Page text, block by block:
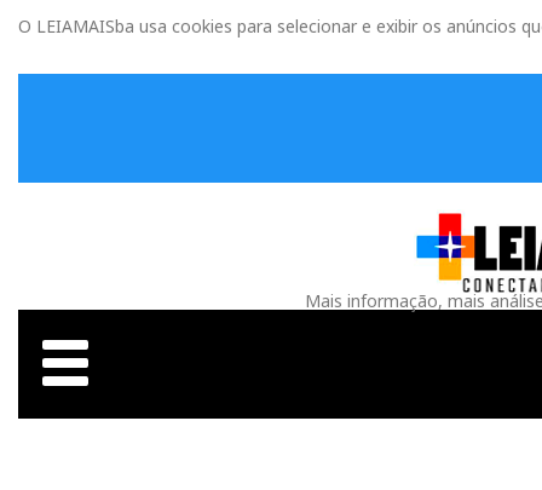
O LEIAMAISba usa cookies para selecionar e exibir os anúncios
Mais informação, mais